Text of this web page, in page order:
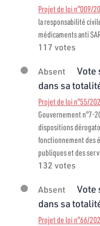
Projet de loi n°009/
la responsabilité
médicaments anti
117 votes
Absent
Vote
dans sa
Projet de loi n°55/
Gouvernement n°7-
dispositions
fonctionnement des
publiques et des
132 votes
Absent
Vote
dans sa
Projet de loi n°66/